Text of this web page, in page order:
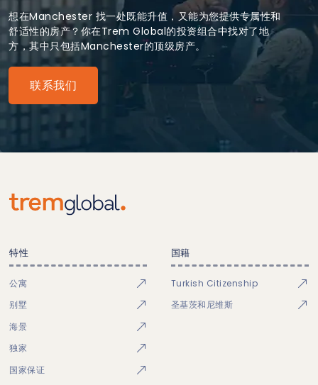
想在Manchester 找一处既能升值，又能为您提供专属性和
舒适性的房产？你在Trem Global的投资组合中找对了地
方，其中只包括Manchester的顶级房产。
联系我们
特性
公寓
别墅
海景
独家
国家保证
国籍
Turkish Citizenship
圣基茨和尼维斯